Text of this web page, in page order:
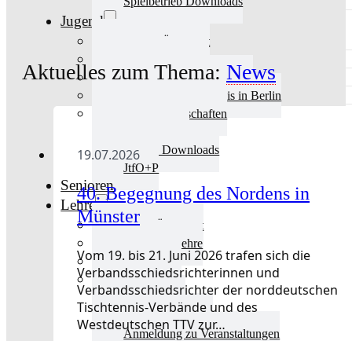
Jugend
Jugend Übersicht
Landestraining und Kader
Schulsport Tischtennis in Berlin
mini-Meisterschaften
Jugend Downloads
JtfO+P
Senioren
Lehre
Lehre Übersicht
Aktuelles Lehre
Fortbildung
Ausbildung
Trainerbörse
Lehre Downloads
Anmeldung zu Veranstaltungen
Aktuelles zum Thema: News
19.07.2026
40. Begegnung des Nordens in
Münster
Vom 19. bis 21. Juni 2026 trafen sich die
Verbandsschiedsrichterinnen und
Verbandsschiedsrichter der norddeutschen
Tischtennis-Verbände und des
Westdeutschen TTV zur…